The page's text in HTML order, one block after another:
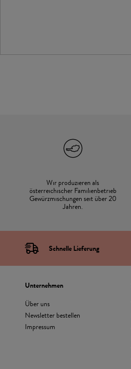
Wir produzieren als
österreichischer Familienbetrieb
Gewürzmischungen seit über 20
Jahren.
Schnelle Lieferung
Unternehmen
Über uns
Newsletter bestellen
Impressum